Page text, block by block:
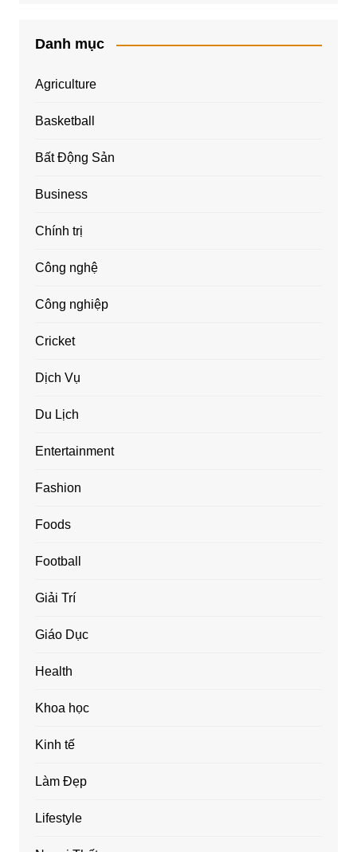
Danh mục
Agriculture
Basketball
Bất Động Sản
Business
Chính trị
Công nghệ
Công nghiệp
Cricket
Dịch Vụ
Du Lịch
Entertainment
Fashion
Foods
Football
Giải Trí
Giáo Dục
Health
Khoa học
Kinh tế
Làm Đẹp
Lifestyle